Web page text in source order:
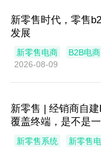
新零售时代，零售
发展
新零售电商
B2B电商
2026-08-09
新零售 | 经销商自
覆盖终端，是不是
新零售系统
新零售